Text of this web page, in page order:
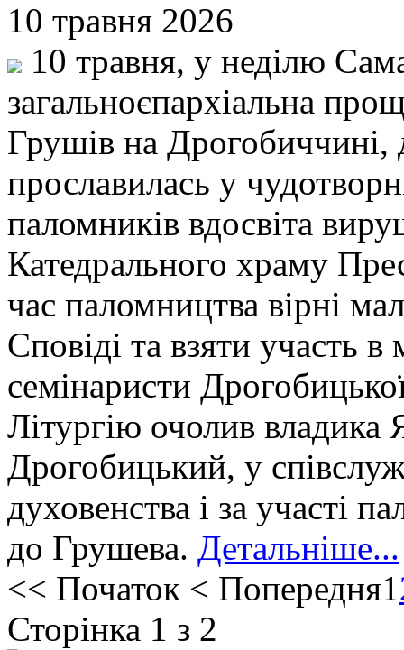
10 травня 2026
10 травня, у неділю
загальноєпархіальна
Грушів на Дрогобиччині,
прославилась у
паломників вдосвіта
Катедрального храму
час паломництва вірні
Сповіді та взяти участь
семінаристи
Літургію очолив владика
Дрогобицький, у
духовенства і за участі
до Грушева. Детальніше...
<< Початок < Попередня1
Сторінка 1 з 2